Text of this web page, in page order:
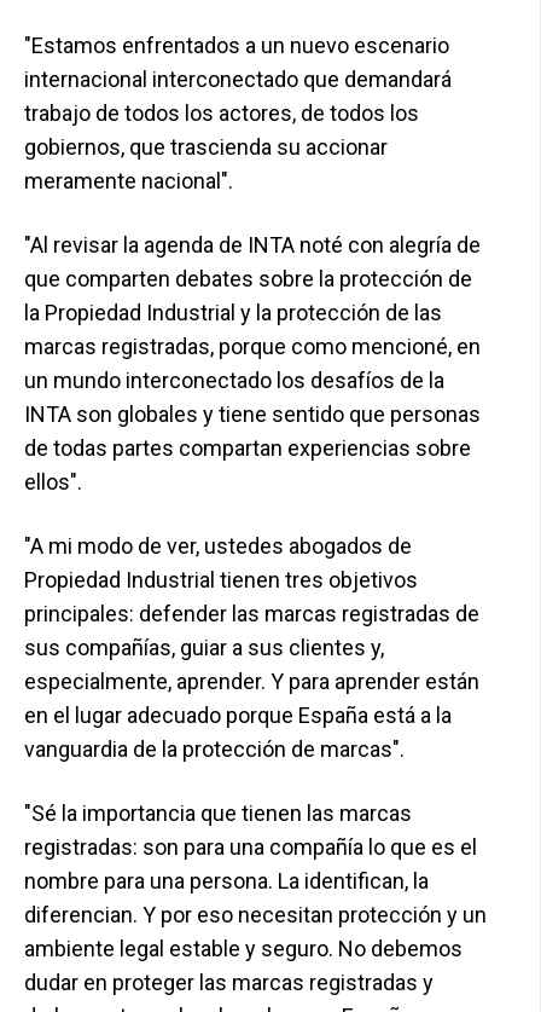
"Estamos enfrentados a un nuevo escenario
internacional interconectado que demandará
trabajo de todos los actores, de todos los
gobiernos, que trascienda su accionar
meramente nacional".
"Al revisar la agenda de INTA noté con alegría de
que comparten debates sobre la protección de
la Propiedad Industrial y la protección de las
marcas registradas, porque como mencioné, en
un mundo interconectado los desafíos de la
INTA son globales y tiene sentido que personas
de todas partes compartan experiencias sobre
ellos".
"A mi modo de ver, ustedes abogados de
Propiedad Industrial tienen tres objetivos
principales: defender las marcas registradas de
sus compañías, guiar a sus clientes y,
especialmente, aprender. Y para aprender están
en el lugar adecuado porque España está a la
vanguardia de la protección de marcas".
"Sé la importancia que tienen las marcas
registradas: son para una compañía lo que es el
nombre para una persona. La identifican, la
diferencian. Y por eso necesitan protección y un
ambiente legal estable y seguro. No debemos
dudar en proteger las marcas registradas y